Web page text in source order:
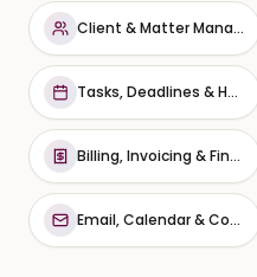
Client & Matter Management
Tasks, Deadlines & Hearings
Billing, Invoicing & Financials
Email, Calendar & Communication